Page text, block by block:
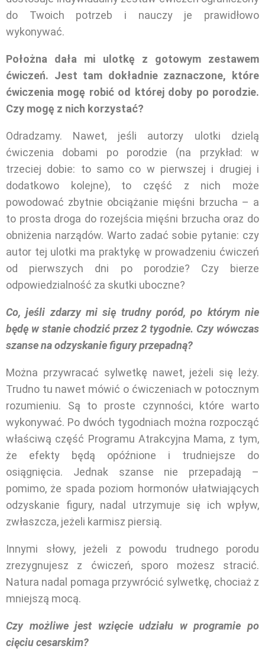
do Twoich potrzeb i nauczy je prawidłowo
wykonywać.
Położna dała mi ulotkę z gotowym zestawem
ćwiczeń. Jest tam dokładnie zaznaczone, które
ćwiczenia mogę robić od której doby po porodzie.
Czy mogę z nich korzystać?
Odradzamy. Nawet, jeśli autorzy ulotki dzielą
ćwiczenia dobami po porodzie (na przykład: w
trzeciej dobie: to samo co w pierwszej i drugiej i
dodatkowo kolejne), to część z nich może
powodować zbytnie obciążanie mięśni brzucha – a
to prosta droga do rozejścia mięśni brzucha oraz do
obniżenia narządów. Warto zadać sobie pytanie: czy
autor tej ulotki ma praktykę w prowadzeniu ćwiczeń
od pierwszych dni po porodzie? Czy bierze
odpowiedzialność za skutki uboczne?
Co, jeśli zdarzy mi się trudny poród, po którym nie
będę w stanie chodzić przez 2 tygodnie. Czy wówczas
szanse na odzyskanie figury przepadną?
Można przywracać sylwetkę nawet, jeżeli się leży.
Trudno tu nawet mówić o ćwiczeniach w potocznym
rozumieniu. Są to proste czynności, które warto
wykonywać. Po dwóch tygodniach można rozpocząć
właściwą część Programu Atrakcyjna Mama, z tym,
że efekty będą opóźnione i trudniejsze do
osiągnięcia. Jednak szanse nie przepadają –
pomimo, że spada poziom hormonów ułatwiających
odzyskanie figury, nadal utrzymuje się ich wpływ,
zwłaszcza, jeżeli karmisz piersią.
Innymi słowy, jeżeli z powodu trudnego porodu
zrezygnujesz z ćwiczeń, sporo możesz stracić.
Natura nadal pomaga przywrócić sylwetkę, chociaż z
mniejszą mocą.
Czy możliwe jest wzięcie udziału w programie po
cięciu cesarskim?